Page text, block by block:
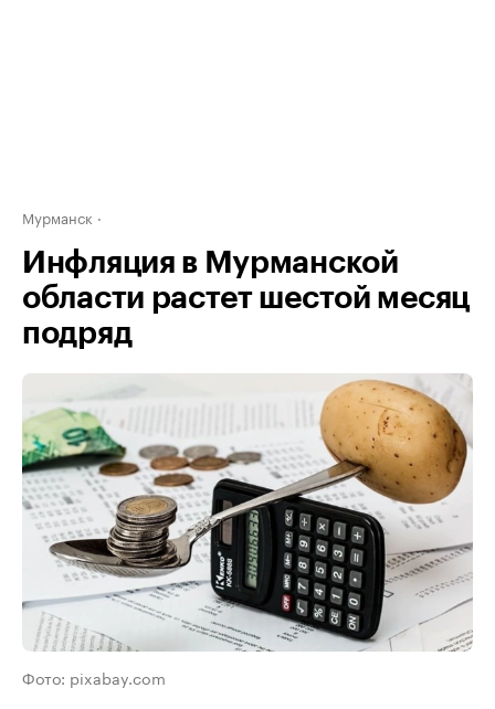
Мурманск
Инфляция в Мурманской
области растет шестой месяц
подряд
Фото: pixabay.com